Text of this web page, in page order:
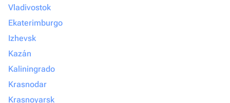
Vladivostok
Ekaterimburgo
Izhevsk
Kazán
Kaliningrado
Krasnodar
Krasnoyarsk